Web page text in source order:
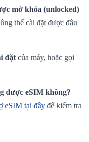
mở khóa (unlocked)
thể cài đặt được đâu
đặt của máy, hoặc gọi
được eSIM không?
eSIM tại đây để kiểm tra